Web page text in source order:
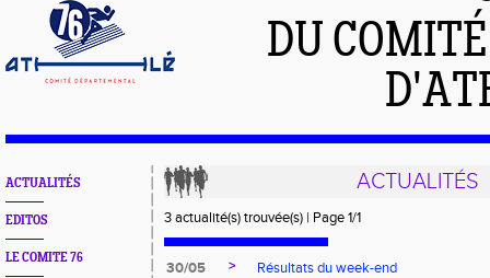
DU
ACTUALITÉS
EDITOS
LE COMITE 76
ACTUALITÉS
3 actualité(s) trouvée(s) | Page 1/1
30/05 >
Résultats du week-end